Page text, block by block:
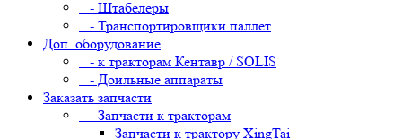
- Штабелеры
- Транспортировщики паллет
Доп. оборудование
- к тракторам Кентавр / SOLIS
- Доильные аппараты
Заказать запчасти
- Запчасти к тракторам
Запчасти к трактору XingTai